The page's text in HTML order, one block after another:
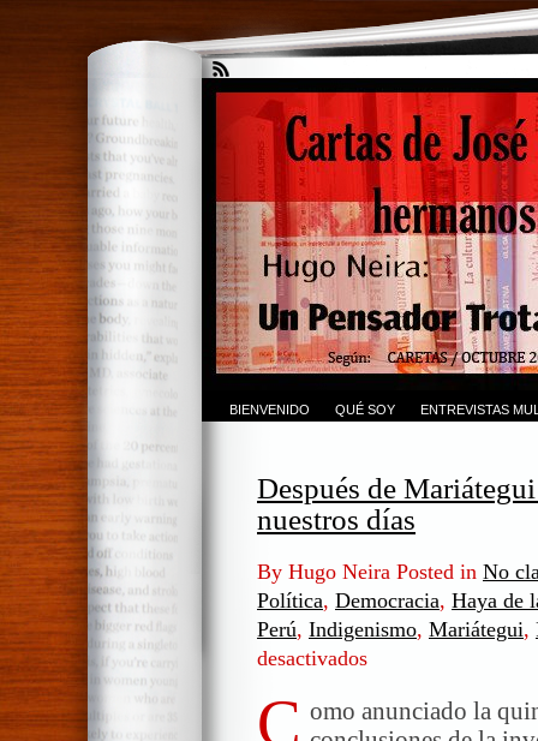
BIENVENIDO QUÉ SOY ENTREVISTAS
Después de
nuestros días
By Hugo Neira Posted in No
Política, Democracia, Haya de
Perú, Indigenismo, Mariátegui,
desactivados
de
Mariátegui:
C omo anunciado la